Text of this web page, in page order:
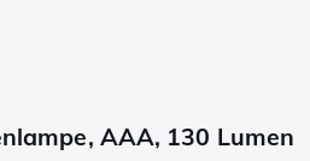
AAA, 130 Lumen